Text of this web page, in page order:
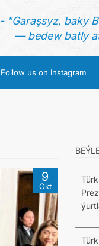
"Garaşsyz, baky
— bedew batly
Follow us on Instagram
9
Okt